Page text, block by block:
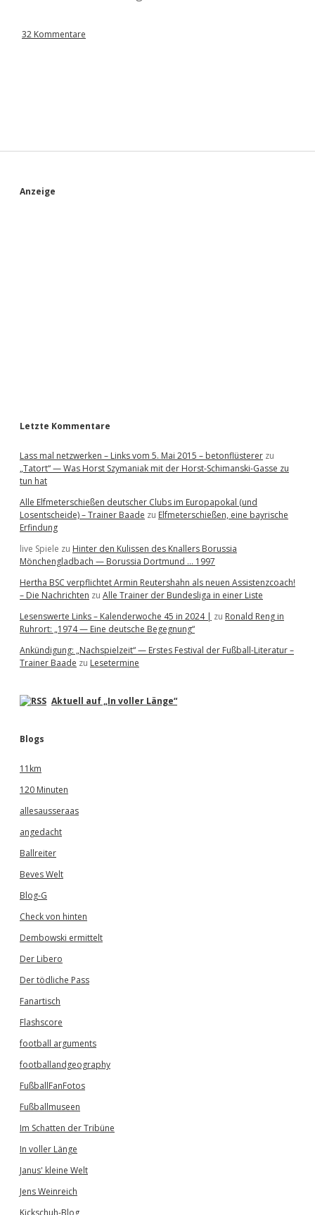
32 Kommentare
S
Anzeige
Letzte Kommentare
Lass mal netzwerken – Links vom 5. Mai 2015 – betonflüsterer zu
„Tatort“ — Was Horst Szymaniak mit der Horst-Schimanski-Gasse zu
tun hat
Alle Elfmeterschießen deutscher Clubs im Europapokal (und
Losentscheide) – Trainer Baade zu Elfmeterschießen, eine bayrische
Erfindung
live Spiele zu Hinter den Kulissen des Knallers Borussia
Mönchengladbach — Borussia Dortmund … 1997
Hertha BSC verpflichtet Armin Reutershahn als neuen Assistenzcoach!
– Die Nachrichten zu Alle Trainer der Bundesliga in einer Liste
Lesenswerte Links – Kalenderwoche 45 in 2024 | zu Ronald Reng in
Ruhrort: „1974 — Eine deutsche Begegnung“
Ankündigung: „Nachspielzeit“ — Erstes Festival der Fußball-Literatur –
Trainer Baade zu Lesetermine
Aktuell auf „In voller Länge“
Blogs
11km
120 Minuten
allesausseraas
angedacht
Ballreiter
Beves Welt
Blog-G
Check von hinten
Dembowski ermittelt
Der Libero
Der tödliche Pass
Fanartisch
Flashscore
football arguments
footballandgeography
FußballFanFotos
Fußballmuseen
Im Schatten der Tribüne
In voller Länge
Janus' kleine Welt
Jens Weinreich
Kickschuh-Blog